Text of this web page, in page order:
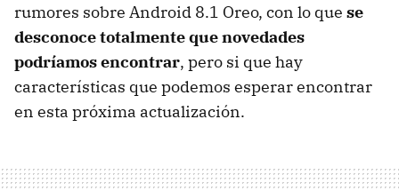
rumores sobre Android 8.1 Oreo, con lo que se
desconoce totalmente que novedades
podríamos encontrar, pero si que hay
características que podemos esperar encontrar
en esta próxima actualización.